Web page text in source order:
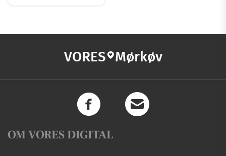
VORES Mørkøv
OM VORES DIGITAL